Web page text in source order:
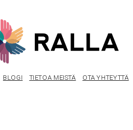
BLOGI TIETOA MEISTÄ OTA YHTEYTTÄ